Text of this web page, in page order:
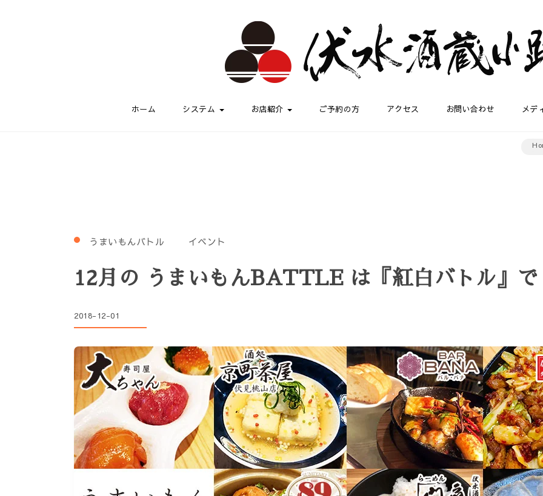
ホーム
システム お店紹介 ご予約の方 アクセス お問い合わせ メデ
うまいもんバトル イベント
12月の うまいもんBATTLE は『紅白バトル』で
2018-12-01